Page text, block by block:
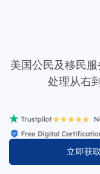
美国公民及移民
处理从右
立即获